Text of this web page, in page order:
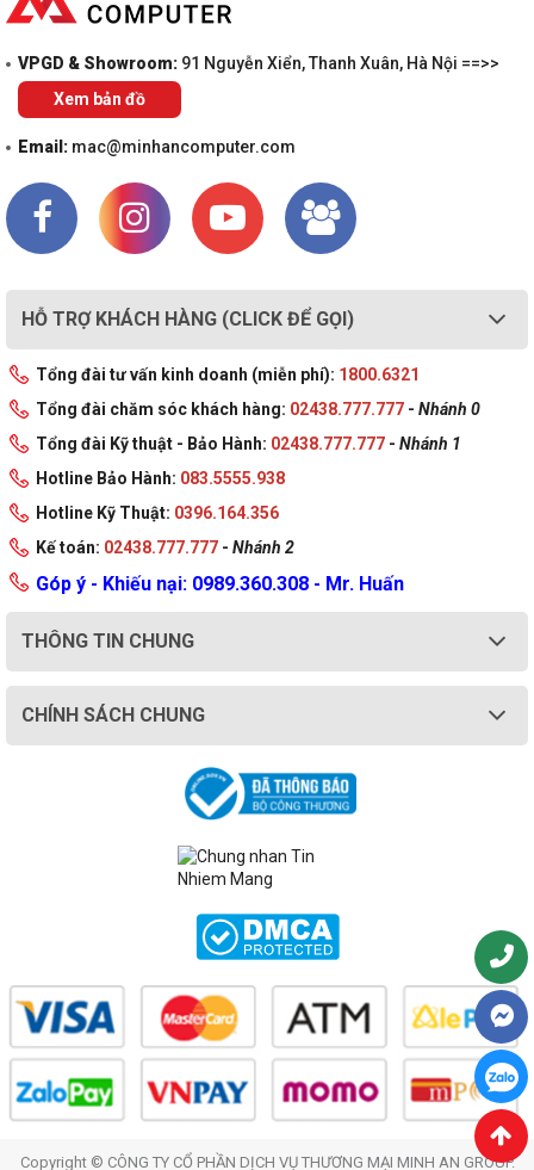
VPGD & Showroom: 91 Nguyễn Xiển, Thanh Xuân, Hà Nội ==>>
Xem bản đồ
Email: mac@minhancomputer.com
HỖ TRỢ KHÁCH HÀNG (CLICK ĐỂ GỌI)
Tổng đài tư vấn kinh doanh (miễn phí): 1800.6321
Tổng đài chăm sóc khách hàng: 02438.777.777 - Nhánh 0
Tổng đài Kỹ thuật - Bảo Hành: 02438.777.777 - Nhánh 1
Hotline Bảo Hành: 083.5555.938
Hotline Kỹ Thuật: 0396.164.356
Kế toán: 02438.777.777 - Nhánh 2
Góp ý - Khiếu nại: 0989.360.308 - Mr. Huấn
THÔNG TIN CHUNG
CHÍNH SÁCH CHUNG
Copyright © CÔNG TY CỔ PHẦN DỊCH VỤ THƯƠNG MẠI MINH AN GROUP.